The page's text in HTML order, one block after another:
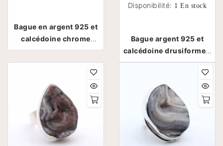
Bague en argent 925 et
calcédoine chrome
ronde - Inde
Disponibilité: 1 En stock
Bague argent 925 et
calcédoine drusiforme -
Indonésie